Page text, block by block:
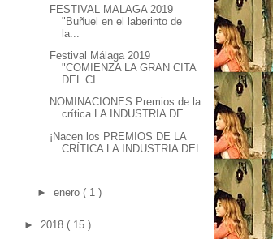
FESTIVAL MALAGA 2019
"Buñuel en el laberinto de
la...
Festival Málaga 2019
"COMIENZA LA GRAN CITA
DEL CI...
NOMINACIONES Premios de la
crítica LA INDUSTRIA DE...
¡Nacen los PREMIOS DE LA
CRÍTICA LA INDUSTRIA DEL
► enero ( 1 )
► 2018 ( 15 )